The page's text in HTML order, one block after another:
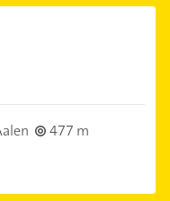
477 m